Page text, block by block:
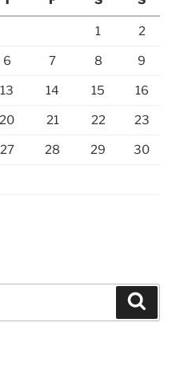
1 2
6 7 8 9
13 14 15 16
20 21 22 23
27 28 29 30